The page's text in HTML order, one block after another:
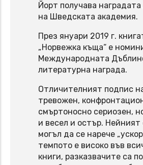
Йорт получава наградата
на Шведската академия.
През януари 2019 г.
„Норвежка къща“ е
Международната
литературна награда.
Отличителният подпис
тревожен,
смъртоносно сериозен,
и весел и остър. Нейният
могъл да се нарече
темпото е високо във
книги, разказвачите са